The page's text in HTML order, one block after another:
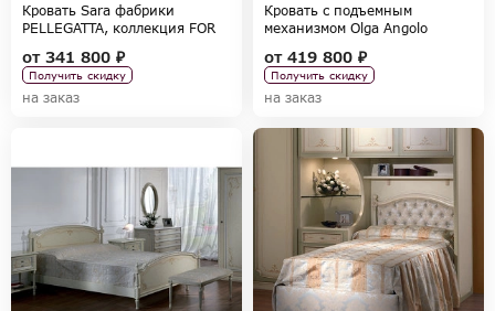
Кровать Sara фабрики
PELLEGATTA, коллекция FOR
от341 800 ₽
Получить скидку
на заказ
Кровать с подъемным
механизмом Olga Angolo
коллекция FOR GIRLS
от419 800 ₽
Получить скидку
на заказ